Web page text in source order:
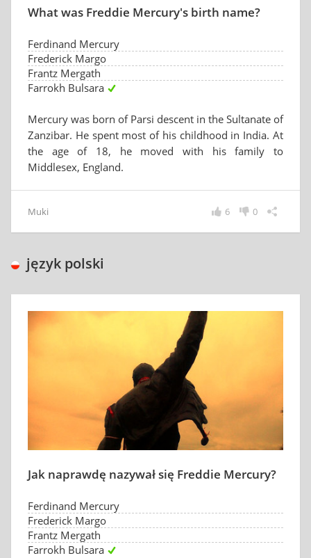
What was Freddie Mercury's birth name?
Ferdinand Mercury
Frederick Margo
Frantz Mergath
Farrokh Bulsara
Mercury was born of Parsi descent in the Sultanate of
Zanzibar. He spent most of his childhood in India. At
the age of 18, he moved with his family to
Middlesex, England.
Muki 0
6
język polski
Jak naprawdę nazywał się Freddie Mercury?
Ferdinand Mercury
Frederick Margo
Frantz Mergath
Farrokh Bulsara